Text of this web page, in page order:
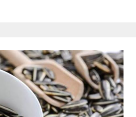
清楚。kfc有什么开店技巧？门店选址：有